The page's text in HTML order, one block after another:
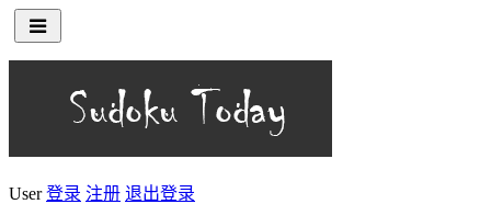
User 登录 注册 退出登录